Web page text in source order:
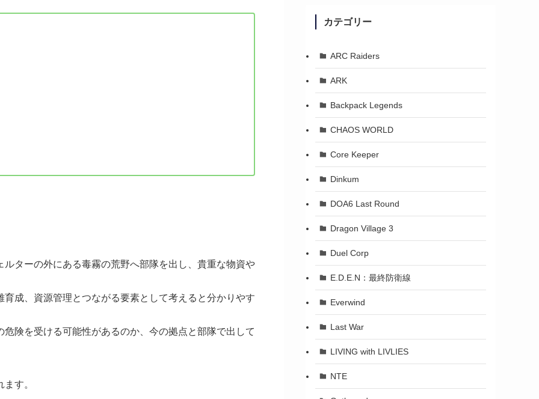
ルターの外にある毒霧の荒野へ部隊を出し、貴重な物資や
成、資源管理とつながる要素として考えると分かりやす
険を受ける可能性があるのか、今の拠点と部隊で出して
す。
カテゴリー
ARC Raiders
ARK
Backpack Legends
CHAOS WORLD
Core Keeper
Dinkum
DOA6 Last Round
Dragon Village 3
Duel Corp
E.D.E.N：最終防衛線
Everwind
Last War
LIVING with LIVLIES
NTE